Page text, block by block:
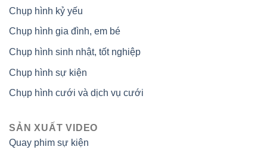
Chụp hình kỷ yếu
Chụp hình gia đình, em bé
Chụp hình sinh nhật, tốt nghiệp
Chụp hình sự kiện
Chụp hình cưới và dịch vụ cưới
SẢN XUẤT VIDEO
Quay phim sự kiện